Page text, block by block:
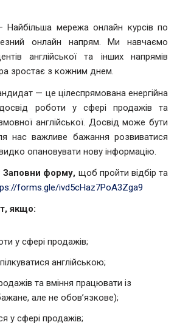
мережа онлайн курсів по
онлайн напрям. Ми навчаємо
англійської та інших напрямів
зростає з кожним днем.
— це цілеспрямована енергійна
роботи у сфері продажів та
англійської. Досвід може бути
нас важливе бажання розвиватися
опановувати нову інформацію.
Заповни форму, щоб пройти відбір та
forms.gle/ivd5cHaz7PoA3Zga9
якщо:
у сфері продажів;
англійською;
та вміння працювати із
але не обов’язкове);
у сфері продажів;